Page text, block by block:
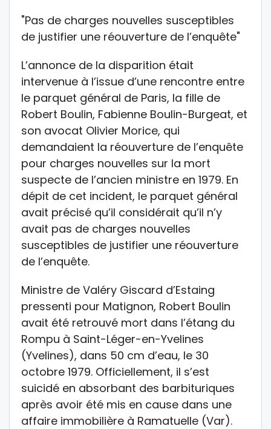
"Pas de charges nouvelles susceptibles
de justifier une réouverture de l’enquête"
L’annonce de la disparition était
intervenue à l’issue d’une rencontre entre
le parquet général de Paris, la fille de
Robert Boulin, Fabienne Boulin-Burgeat, et
son avocat Olivier Morice, qui
demandaient la réouverture de l’enquête
pour charges nouvelles sur la mort
suspecte de l’ancien ministre en 1979. En
dépit de cet incident, le parquet général
avait précisé qu’il considérait qu’il n’y
avait pas de charges nouvelles
susceptibles de justifier une réouverture
de l’enquête.
Ministre de Valéry Giscard d’Estaing
pressenti pour Matignon, Robert Boulin
avait été retrouvé mort dans l’étang du
Rompu à Saint-Léger-en-Yvelines
(Yvelines), dans 50 cm d’eau, le 30
octobre 1979. Officiellement, il s’est
suicidé en absorbant des barbituriques
après avoir été mis en cause dans une
affaire immobilière à Ramatuelle (Var).